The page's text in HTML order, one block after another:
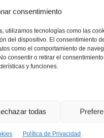
consentimiento
utilizamos tecnologías como las
del dispositivo. El consentimiento
como el comportamiento de
consentir o retirar el
y funciones.
todas
Política de Privacidad
y Majo Sánchez Alayeto
no podían fallar y que
hicieron. Contundentes,
del acelerador, lo que les
físicos de Eli
una renta de 4-0… Fieles a
durante la disputa de un